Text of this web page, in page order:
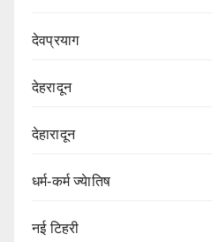
देवप्रयाग
देहरादून
देहारादून
धर्म-कर्म ज्येातिष
नई टिहरी